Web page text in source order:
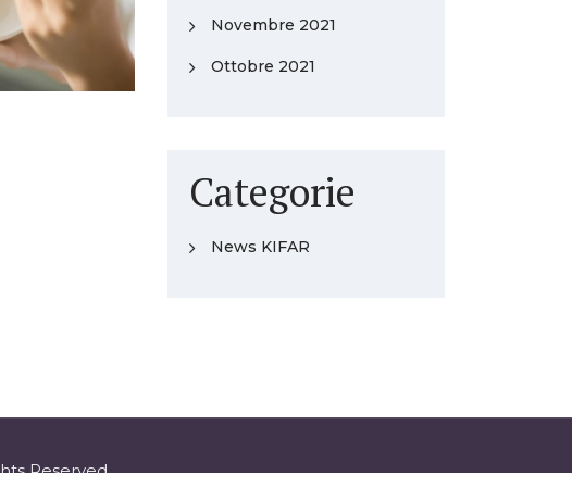
Novembre 2021
Ottobre 2021
Categorie
News KIFAR
Reserved.